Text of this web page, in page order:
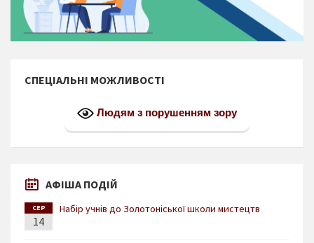
СПЕЦІАЛЬНІ МОЖЛИВОСТІ
Людям з порушенням зору
АФІША ПОДІЙ
СЕР
14
Набір учнів до Золотоніської школи мистецтв